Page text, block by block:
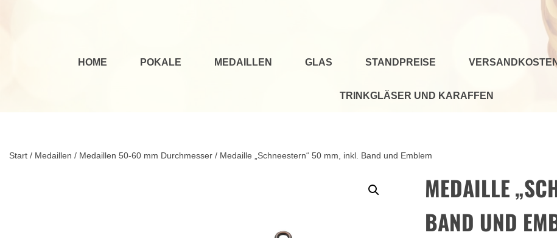
HOME POKALE MEDAILLEN GLAS STANDPREISE
TRINKGLÄSER UND KARAFFEN
Start / Medaillen / Medaillen 50-60 mm Durchmesser / Medaille „Schneestern“ 50 mm, inkl. Band und Emblem
MEDAILLE
BAND UND